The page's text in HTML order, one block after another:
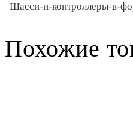
Шасси-и-контроллеры-в-
Похожие